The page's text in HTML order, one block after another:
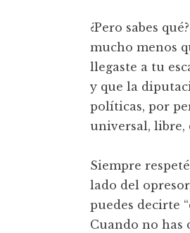
¿Pero sabes
mucho menos
llegaste a tu
y que la
políticas, por
universal, libre,
Siempre
lado del
puedes decirte
Cuando no has